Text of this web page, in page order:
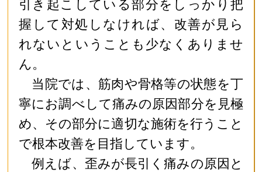
引き起こしている部分をしっかり把
握して対処しなければ、改善が見ら
れないということも少なくありませ
ん。
当院では、筋肉や骨格等の状態を丁
寧にお調べして痛みの原因部分を見極
め、その部分に適切な施術を行うこと
で根本改善を目指しています。
例えば、歪みが長引く痛みの原因と